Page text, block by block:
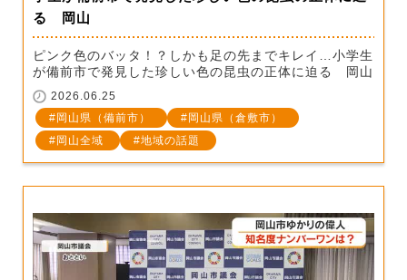
る 岡山
ピンク色のバッタ！？しかも足の先までキレイ…小学生
が備前市で発見した珍しい色の昆虫の正体に迫る 岡山
2026.06.25
岡山県（備前市）
岡山県（倉敷市）
岡山全域
地域の話題